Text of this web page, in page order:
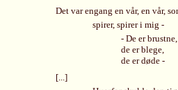
Det var engang en vår, en vår,
spirer, spirer i mig -
- De er brustne,
de er blege,
de er døde -
[...]